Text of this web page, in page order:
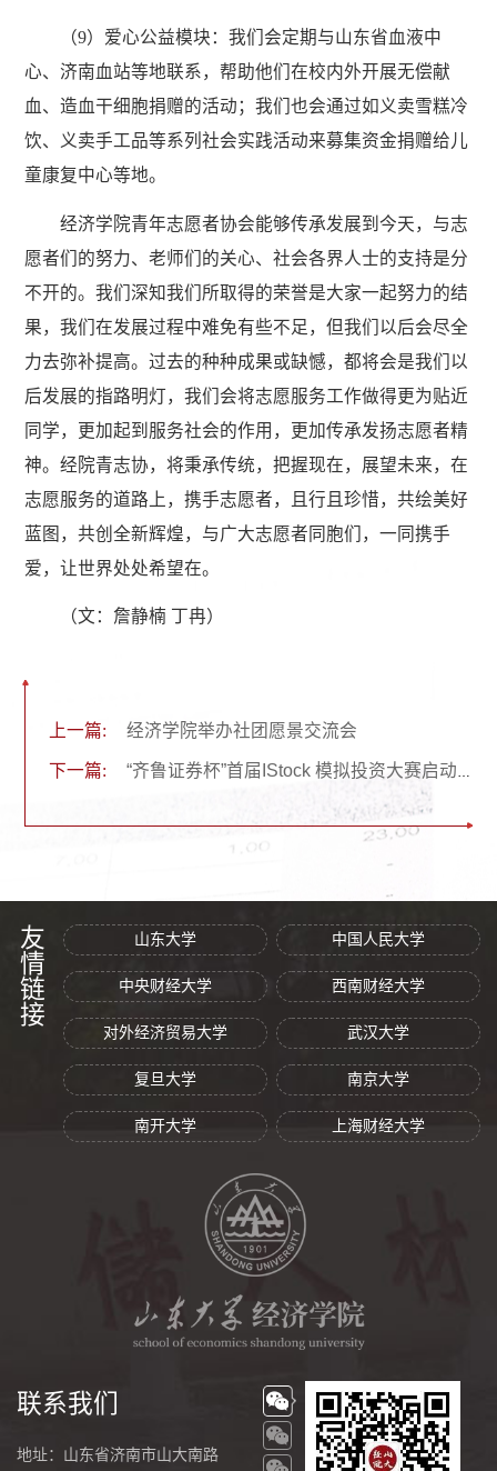
（9）爱心公益模块：我们会定期与山东省血液中
心、济南血站等地联系，帮助他们在校内外开展无偿献
血、造血干细胞捐赠的活动；我们也会通过如义卖雪糕冷
饮、义卖手工品等系列社会实践活动来募集资金捐赠给儿
童康复中心等地。
经济学院青年志愿者协会能够传承发展到今天，与志
愿者们的努力、老师们的关心、社会各界人士的支持是分
不开的。我们深知我们所取得的荣誉是大家一起努力的结
果，我们在发展过程中难免有些不足，但我们以后会尽全
力去弥补提高。过去的种种成果或缺憾，都将会是我们以
后发展的指路明灯，我们会将志愿服务工作做得更为贴近
同学，更加起到服务社会的作用，更加传承发扬志愿者精
神。经院青志协，将秉承传统，把握现在，展望未来，在
志愿服务的道路上，携手志愿者，且行且珍惜，共绘美好
蓝图，共创全新辉煌，与广大志愿者同胞们，一同携手
爱，让世界处处希望在。
（文：詹静楠 丁冉）
上一篇: 经济学院举办社团愿景交流会
下一篇: “齐鲁证券杯”首届IStock 模拟投资大赛启动仪式举行
友情链接 山东大学 中国人民大学
中央财经大学 西南财经大学
对外经济贸易大学 武汉大学
复旦大学 南京大学
南开大学 上海财经大学
联系我们
地址：山东省济南市山大南路